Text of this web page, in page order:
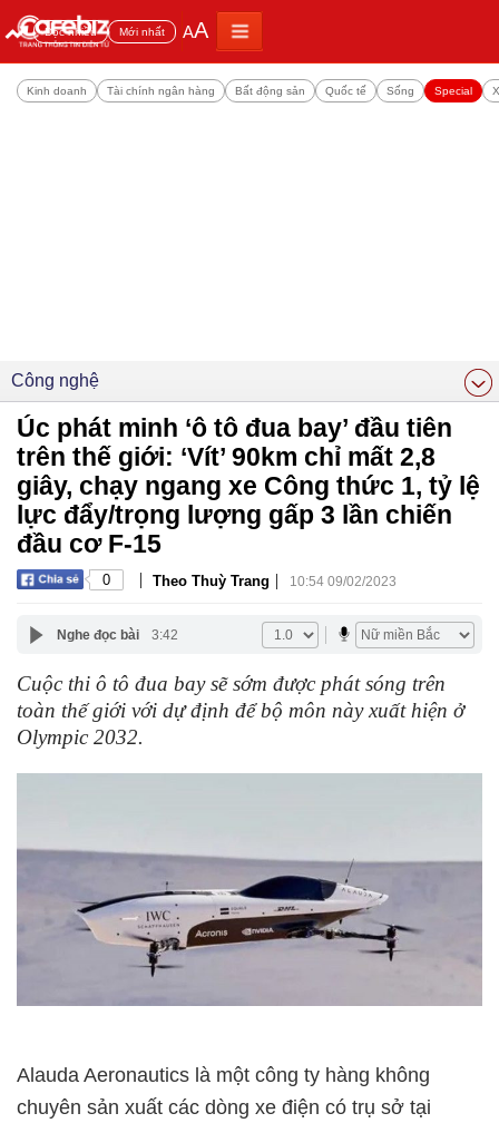
Đọc nhiều Mới nhất AA
Kinh doanh Tài chính ngân hàng Bất động sản Quốc tế Sống Special
Công nghệ
Úc phát minh ‘ô tô đua bay’ đầu tiên
trên thế giới: ‘Vít’ 90km chỉ mất 2,8
giây, chạy ngang xe Công thức 1, tỷ lệ
lực đẩy/trọng lượng gấp 3 lần chiến
đầu cơ F-15
0 | Theo Thuỳ Trang | 10:54 09/02/2023
Nghe đọc bài 3:42
Cuộc thi ô tô đua bay sẽ sớm được phát sóng trên
toàn thế giới với dự định để bộ môn này xuất hiện ở
Olympic 2032.
Alauda Aeronautics là một công ty hàng không
chuyên sản xuất các dòng xe điện có trụ sở tại